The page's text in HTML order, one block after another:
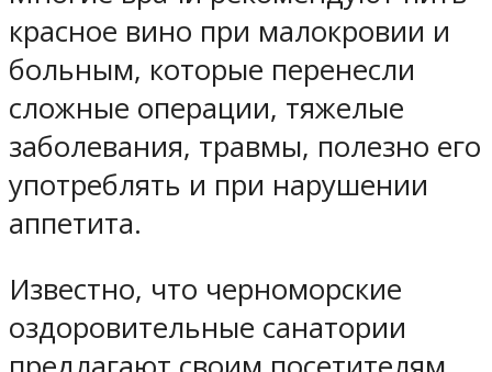
красное вино при малокровии и
больным, которые перенесли
сложные операции, тяжелые
заболевания, травмы, полезно его
употреблять и при нарушении
аппетита.
Известно, что черноморские
оздоровительные санатории